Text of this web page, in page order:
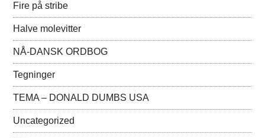
Fire på stribe
Halve molevitter
NÅ-DANSK ORDBOG
Tegninger
TEMA – DONALD DUMBS USA
Uncategorized